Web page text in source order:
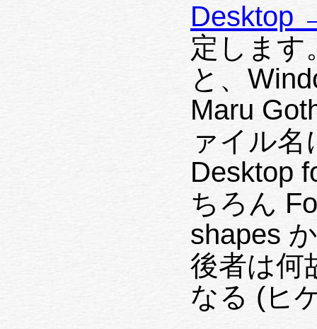
Desktop
定します
と、
Maru
ァイル
Desktop
ちろん
shapes
後者は何
なる (ヒ